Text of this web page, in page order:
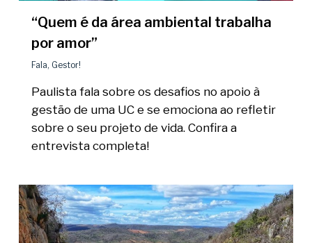
“Quem é da área ambiental trabalha
por amor”
Fala, Gestor!
Paulista fala sobre os desafios no apoio à
gestão de uma UC e se emociona ao refletir
sobre o seu projeto de vida. Confira a
entrevista completa!